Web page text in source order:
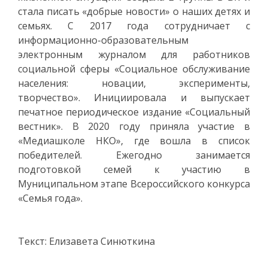
стала писать «добрые новости» о наших детях и
семьях. С 2017 года сотрудничает с
информационно-образовательным
электронным журналом для работников
социальной сферы «Социальное обслуживание
населения: новации, эксперименты,
творчество». Инициировала и выпускает
печатное периодическое издание «Социальный
вестник». В 2020 году приняла участие в
«Медиашколе НКО», где вошла в список
победителей. Ежегодно занимается
подготовкой семей к участию в
Муниципальном этапе Всероссийского конкурса
«Семья года».
Текст: Елизавета Синюткина